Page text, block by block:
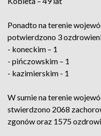
Ponadto na terenie
potwierdzono 3
- koneckim – 1
- pińczowskim – 1
- kazimierskim - 1
W sumie na terenie
stwierdzono 2068
zgonów oraz 1575